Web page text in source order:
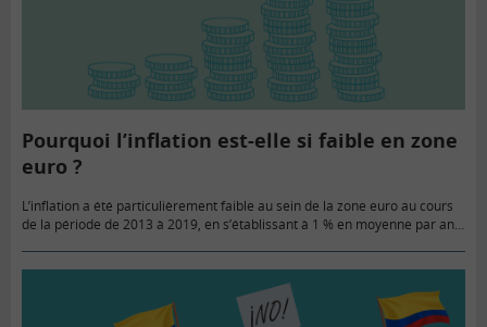
Pourquoi l’inflation est-elle si faible en zone
euro ?
L’inflation a été particulièrement faible au sein de la zone euro au cours
de la période de 2013 à 2019, en s’établissant à 1 % en moyenne par an.